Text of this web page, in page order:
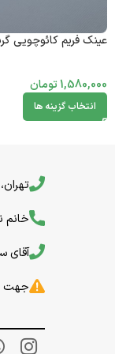
عینک فریم کائوچویی گربه
1,580,000تومان
انتخاب گزینه ها
خانم
آقای
جهت